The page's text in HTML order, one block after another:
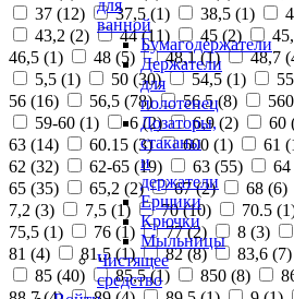
для
ванной
Бумагодержатели
Держатели
для
полотенец
Дозаторы,
стаканы
и
держатели
Ершики
Крючки
Мыльницы
Чистящее
средство
37 (12) 37,5 (1) 38,5 (1)
43,2 (2) 44 (11) 45 (2)
46,5 (1) 48 (5) 48,1 (1) 48,7 (
5,5 (1) 50 (30) 54,5 (1)
56 (16) 56,5 (78) 56.5 (8)
59-60 (1) 6 (2) 6,9 (2) 60
63 (14) 60.15 (3) 600 (1) 61 (
62 (32) 62-65 (19) 63 (55) 64
65 (35) 65,2 (2) 67 (2) 68 (6)
7,2 (3) 7,5 (1) 70 (10) 70.5 (1
75,5 (1) 76 (1) 77 (2) 8 (3)
81 (4) 81,5 (1) 82 (8) 83,6 (7)
85 (40) 85,5 (1) 850 (8)